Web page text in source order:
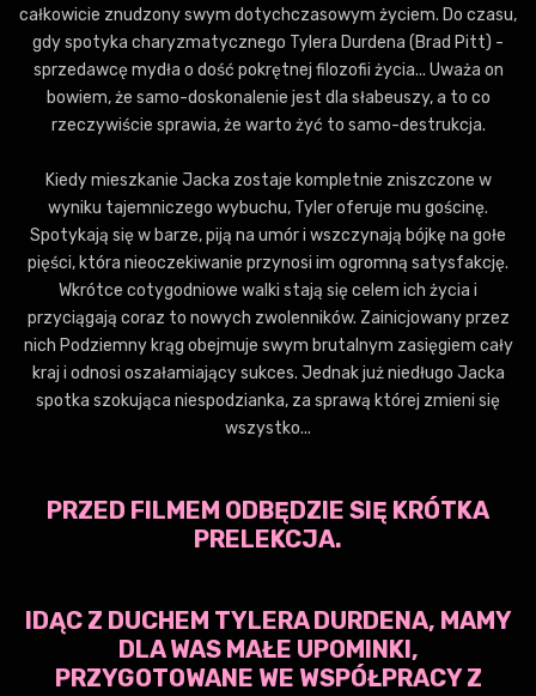
całkowicie znudzony swym dotychczasowym życiem. Do czasu,
gdy spotyka charyzmatycznego Tylera Durdena (Brad Pitt) -
sprzedawcę mydła o dość pokrętnej filozofii życia... Uważa on
bowiem, że samo-doskonalenie jest dla słabeuszy, a to co
rzeczywiście sprawia, że warto żyć to samo-destrukcja.
Kiedy mieszkanie Jacka zostaje kompletnie zniszczone w
wyniku tajemniczego wybuchu, Tyler oferuje mu gościnę.
Spotykają się w barze, piją na umór i wszczynają bójkę na gołe
pięści, która nieoczekiwanie przynosi im ogromną satysfakcję.
Wkrótce cotygodniowe walki stają się celem ich życia i
przyciągają coraz to nowych zwolenników. Zainicjowany przez
nich Podziemny krąg obejmuje swym brutalnym zasięgiem cały
kraj i odnosi oszałamiający sukces. Jednak już niedługo Jacka
spotka szokująca niespodzianka, za sprawą której zmieni się
wszystko...
PRZED FILMEM ODBĘDZIE SIĘ KRÓTKA
PRELEKCJA.
IDĄC Z DUCHEM TYLERA DURDENA, MAMY
DLA WAS MAŁE UPOMINKI,
PRZYGOTOWANE WE WSPÓŁPRACY Z